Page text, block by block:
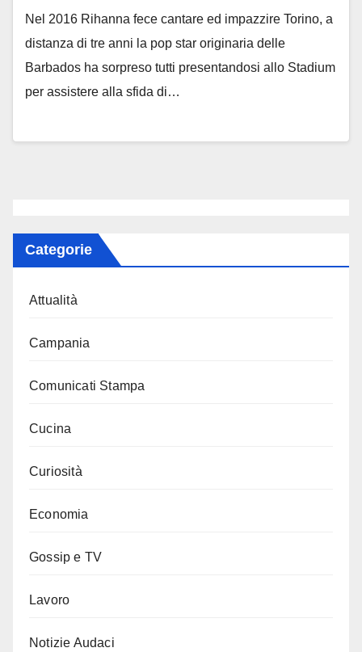
Nel 2016 Rihanna fece cantare ed impazzire Torino, a
distanza di tre anni la pop star originaria delle
Barbados ha sorpreso tutti presentandosi allo Stadium
per assistere alla sfida di…
Categorie
Attualità
Campania
Comunicati Stampa
Cucina
Curiosità
Economia
Gossip e TV
Lavoro
Notizie Audaci